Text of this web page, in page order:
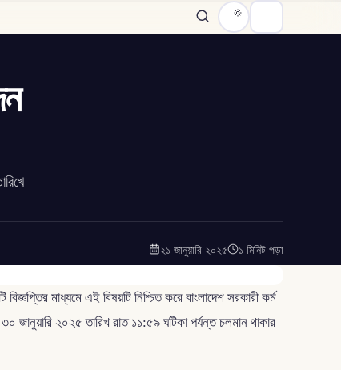
২১ জানুয়ারি ২০২৫ ১ মিনিট পড়া
মাধ্যমে এই বিষয়টি নিশ্চিত করে বাংলাদেশ সরকারী কর্ম
২০২৫ তারিখ রাত ১১:৫৯ ঘটিকা পর্যন্ত চলমান থাকার